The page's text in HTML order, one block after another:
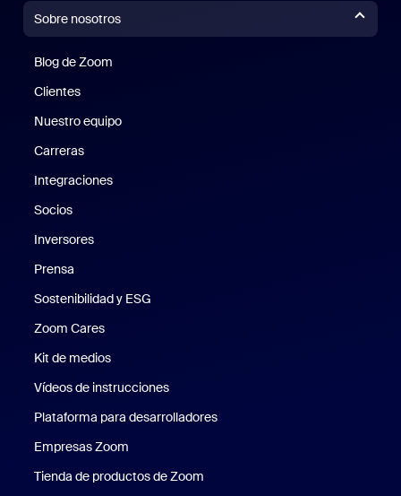
Sobre nosotros
Blog de Zoom
Clientes
Nuestro equipo
Carreras
Integraciones
Socios
Inversores
Prensa
Sostenibilidad y ESG
Zoom Cares
Kit de medios
Vídeos de instrucciones
Plataforma para desarrolladores
Empresas Zoom
Tienda de productos de Zoom